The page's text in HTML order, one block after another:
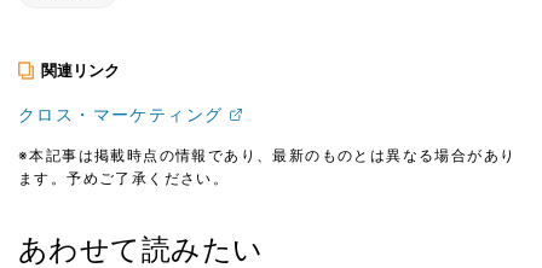
関連リンク
クロス・マーケティング
※本記事は掲載時点の情報であり、最新のものとは異なる場合があり
ます。予めご了承ください。
あわせて読みたい